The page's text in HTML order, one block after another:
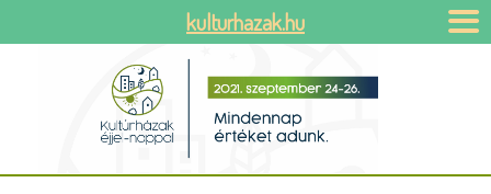
kulturhazak.hu